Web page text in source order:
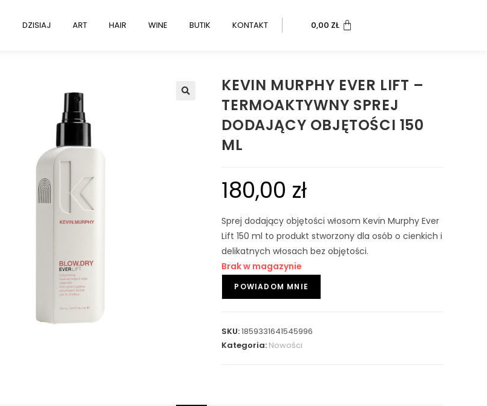
DZISIAJ ART HAIR WINE BUTIK KONTAKT 0,00 ZŁ
KEVIN MURPHY EVER LIFT –
TERMOAKTYWNY SPREJ
DODAJĄCY OBJĘTOŚCI 150
ML
180,00 zł
Sprej dodający objętości włosom Kevin Murphy Ever
Lift 150 ml to produkt stworzony dla osób o cienkich i
delikatnych włosach bez objętości.
Brak w magazynie
SKU:1859331641545996
Kategoria: Nowości